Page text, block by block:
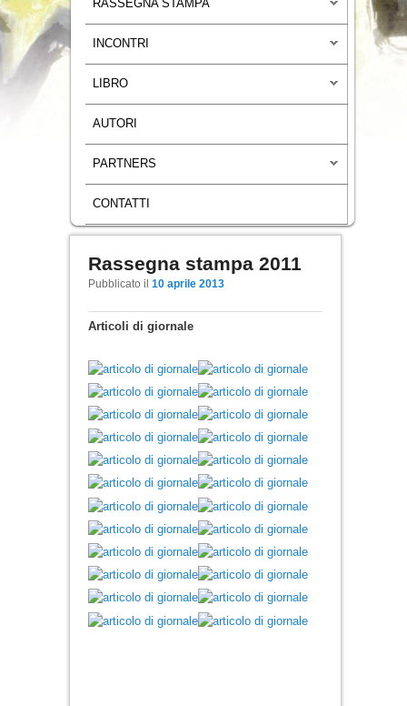
RASSEGNA STAMPA
INCONTRI
LIBRO
AUTORI
PARTNERS
CONTATTI
Navigazione articoli
Rassegna stampa 2011
Pubblicato il 10 aprile 2013
Articoli di giornale